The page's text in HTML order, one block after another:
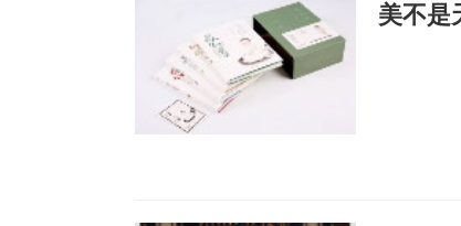
美不是